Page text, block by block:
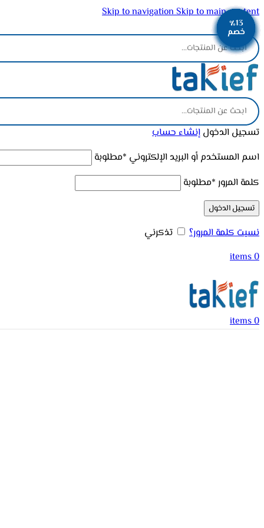
Skip to navigationSkip to main content
ADD ANYTHING HERE OR JUST REMOVE IT…
تسجيل الدخول إنشاء حساب
اسم المستخدم أو البريد الإلكتروني *مطلوبة
كلمة المرور *مطلوبة
تسجيل الدخول
نسيت كلمة المرور؟
تذكرني
0
items
0
items
٪22
خصم
٪14
خصم
٪13
خصم
٪13
خصم
٪12
خصم
٪14
خصم
٪13
خصم
٪13
خصم
٪13
خصم